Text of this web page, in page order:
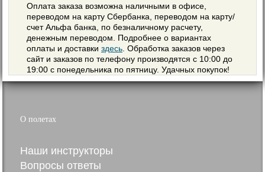
Оплата заказа возможна наличными в офисе,
переводом на карту Сбербанка, переводом на карту/
счет Альфа банка, по безналичному расчету,
денежным переводом. Подробнее о вариантах
оплаты и доставки здесь . Обработка заказов через
сайт и заказов по телефону производятся с 10:00 до
19:00 с понедельника по пятницу. Удачных покупок!
О полетах
Наши инструкторы
Вопросы ответы